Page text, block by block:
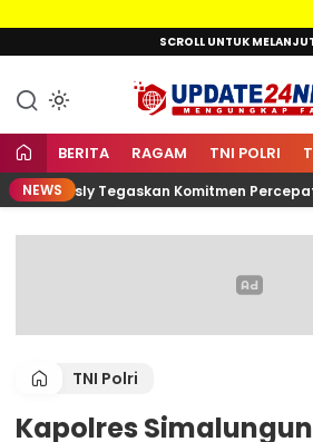
ke
SCROLL UNTUK
Mengungkap
BERITA RAGAM TNI POLRI
NEWS
Wesly Tegaskan Komitmen Percepat
TNI Polri
Kapolres